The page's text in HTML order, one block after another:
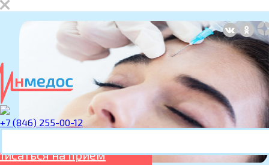
на прием
+7 (846) 255-00-12